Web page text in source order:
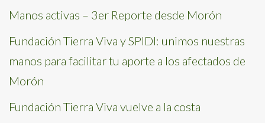
Manos activas – 3er Reporte desde Morón
Fundación Tierra Viva y SPIDI: unimos nuestras
manos para facilitar tu aporte a los afectados de
Morón
Fundación Tierra Viva vuelve a la costa